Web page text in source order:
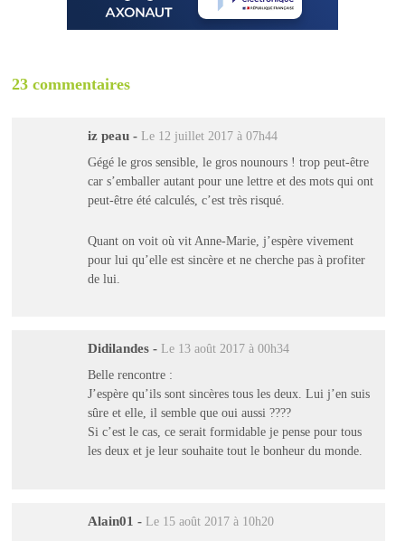
23 commentaires
iz peau - Le 12 juillet 2017 à 07h44
Gégé le gros sensible, le gros nounours ! trop peut-être
car s’emballer autant pour une lettre et des mots qui ont
peut-être été calculés, c’est très risqué.
Quant on voit où vit Anne-Marie, j’espère vivement
pour lui qu’elle est sincère et ne cherche pas à profiter
de lui.
Didilandes - Le 13 août 2017 à 00h34
Belle rencontre :
J’espère qu’ils sont sincères tous les deux. Lui j’en suis
sûre et elle, il semble que oui aussi ????
Si c’est le cas, ce serait formidable je pense pour tous
les deux et je leur souhaite tout le bonheur du monde.
Alain01 - Le 15 août 2017 à 10h20